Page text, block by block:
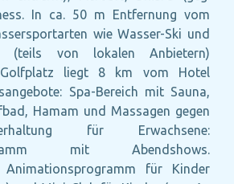
In ca. 50 m Entfernung vom
wie Wasser-Ski und
(teils von lokalen Anbietern)
Golfplatz liegt 8 km vom Hotel
Spa-Bereich mit Sauna,
Hamam und Massagen gegen
für Erwachsene:
mit Abendshows.
Animationsprogramm für Kinder